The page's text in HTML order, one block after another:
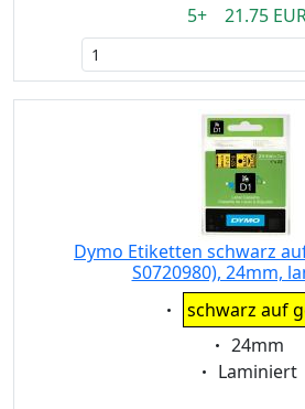
5+ 21.75
Dymo Etiketten schwarz
S0720980), 24mm,
Eigenschaft:
schwarz auf
Eigenschaft:
24mm
Eigenschaft:
Laminiert